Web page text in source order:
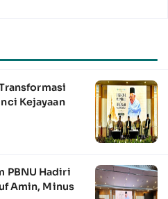
Kejayaan
PBNU Hadiri
Amin, Minus